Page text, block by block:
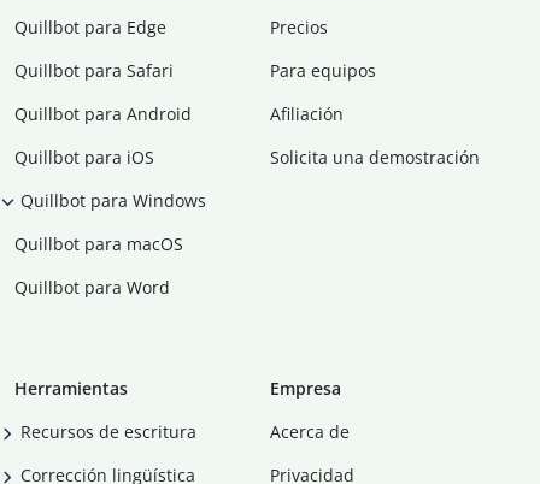
Quillbot para Edge
Quillbot para Safari
Quillbot para Android
Quillbot para iOS
Quillbot para Windows
Quillbot para macOS
Quillbot para Word
Precios
Para equipos
Afiliación
Solicita una demostración
Herramientas
Recursos de escritura
Corrección lingüística
Empresa
Acerca de
Privacidad